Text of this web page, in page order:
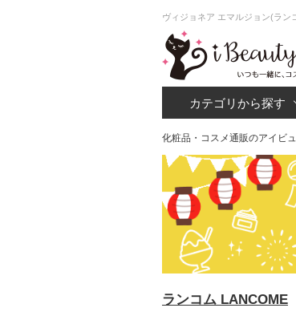
ヴィジョネア エマルジョン(ラン
カテゴリから探す
化粧品・コスメ通販のアイビ
ランコム LANCOME